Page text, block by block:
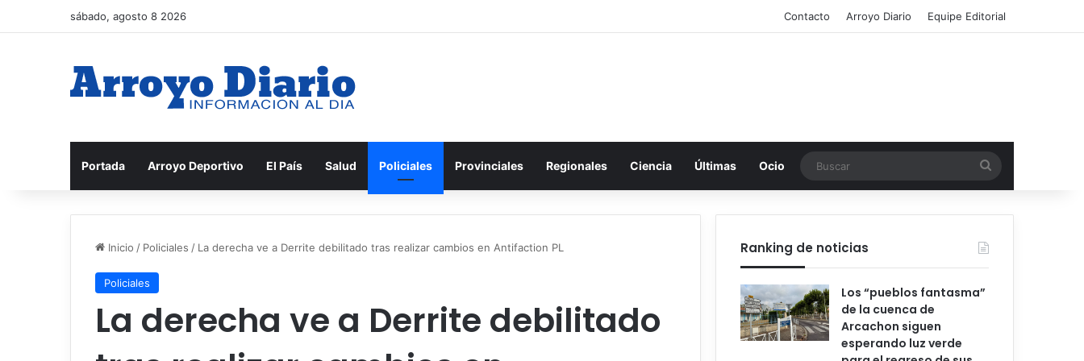
sábado, agosto 8 2026 Contacto Arroyo Diario Equipe Editorial
Portada Arroyo Deportivo El País Salud Policiales Provinciales Regionales Ciencia Últimas Ocio
Inicio / Policiales / La derecha ve a Derrite debilitado tras realizar cambios en Antifaction PL
Policiales
La derecha ve a Derrite debilitado
Ranking de noticias
Los “pueblos fantasma”
de la cuenca de
Arcachon siguen
esperando luz verde